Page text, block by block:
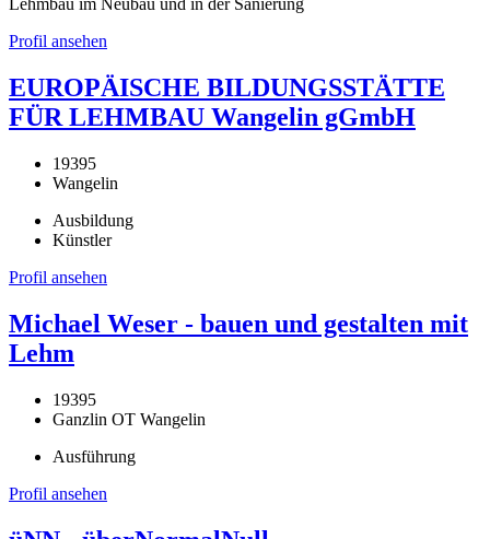
Lehmbau im Neubau und in der Sanierung
Profil ansehen
EUROPÄISCHE BILDUNGSSTÄTTE
FÜR LEHMBAU Wangelin gGmbH
19395
Wangelin
Ausbildung
Künstler
Profil ansehen
Michael Weser - bauen und gestalten mit
Lehm
19395
Ganzlin OT Wangelin
Ausführung
Profil ansehen